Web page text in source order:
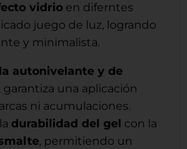
vidrio en diferntes
juego de luz, logrando
y minimalista.
autonivelante y de
, garantiza una aplicación
ni acumulaciones.
durabilidad del gel con la
, permitiendo un